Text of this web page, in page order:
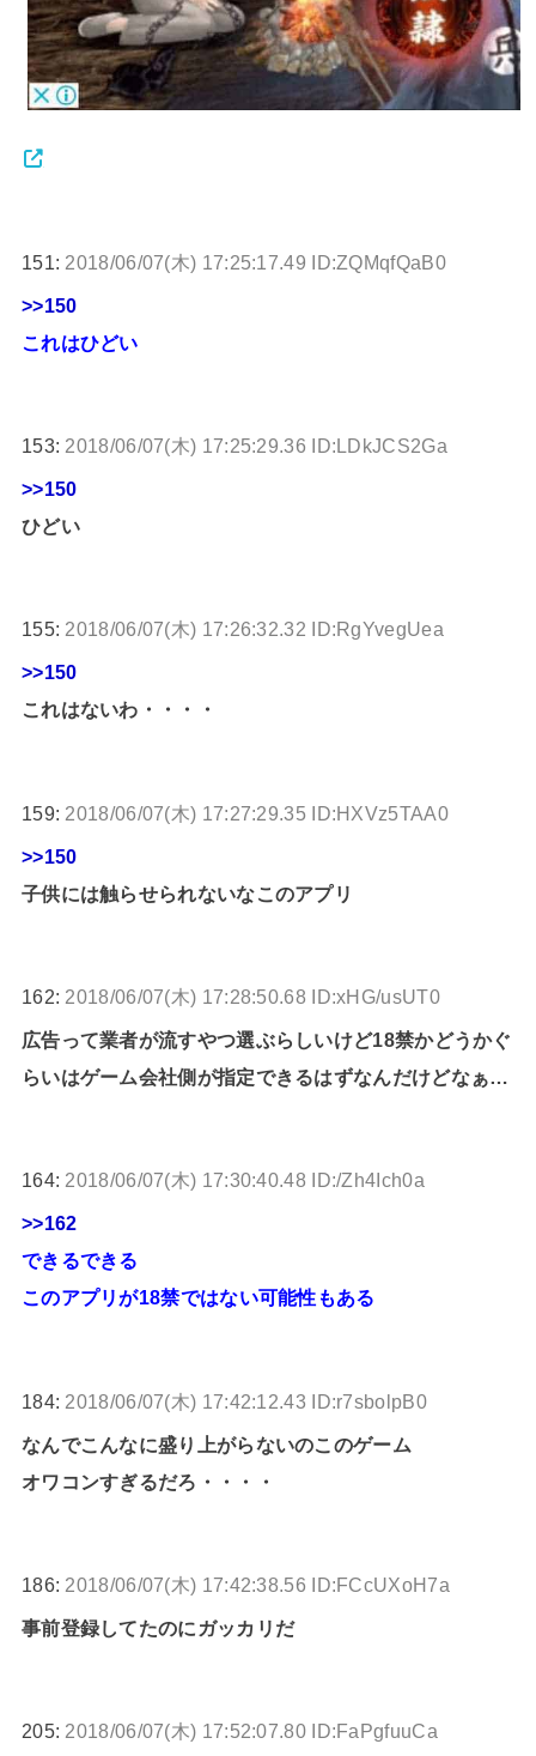
151: 2018/06/07(木) 17:25:17.49 ID:ZQMqfQaB0
>>150
これはひどい
153: 2018/06/07(木) 17:25:29.36 ID:LDkJCS2Ga
>>150
ひどい
155: 2018/06/07(木) 17:26:32.32 ID:RgYvegUea
>>150
これはないわ・・・・
159: 2018/06/07(木) 17:27:29.35 ID:HXVz5TAA0
>>150
子供には触らせられないなこのアプリ
162: 2018/06/07(木) 17:28:50.68 ID:xHG/usUT0
広告って業者が流すやつ選ぶらしいけど18禁かどうかぐ
らいはゲーム会社側が指定できるはずなんだけどなぁ…
164: 2018/06/07(木) 17:30:40.48 ID:/Zh4Ich0a
>>162
できるできる
このアプリが18禁ではない可能性もある
184: 2018/06/07(木) 17:42:12.43 ID:r7sbolpB0
なんでこんなに盛り上がらないのこのゲーム
オワコンすぎるだろ・・・・
186: 2018/06/07(木) 17:42:38.56 ID:FCcUXoH7a
事前登録してたのにガッカリだ
205: 2018/06/07(木) 17:52:07.80 ID:FaPgfuuCa